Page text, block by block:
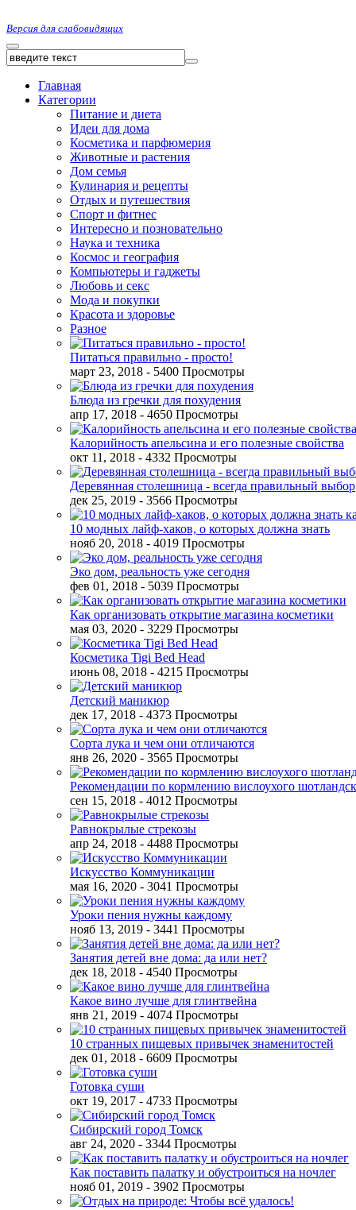
Версия для слабовидящих
Главная
Категории
Питание и диета
Идеи для дома
Косметика и парфюмерия
Животные и растения
Дом семья
Кулинария и рецепты
Отдых и путешествия
Спорт и фитнес
Интересно и позновательно
Наука и техника
Космос и география
Компьютеры и гаджеты
Любовь и секс
Мода и покупки
Красота и здоровье
Разное
Питаться правильно - просто!
март 23, 2018 - 5400 Просмотры
Блюда из гречки для похудения
апр 17, 2018 - 4650 Просмотры
Калорийность апельсина и его полезные свойства
окт 11, 2018 - 4332 Просмотры
Деревянная столешница - всегда правильный выбор
дек 25, 2019 - 3566 Просмотры
10 модных лайф-хаков, о которых должна знать
нояб 20, 2018 - 4019 Просмотры
Эко дом, реальность уже сегодня
фев 01, 2018 - 5039 Просмотры
Как организовать открытие магазина косметики
мая 03, 2020 - 3229 Просмотры
Косметика Tigi Bed Head
июнь 08, 2018 - 4215 Просмотры
Детский маникюр
дек 17, 2018 - 4373 Просмотры
Сорта лука и чем они отличаются
янв 26, 2020 - 3565 Просмотры
Рекомендации по кормлению вислоухого
сен 15, 2018 - 4012 Просмотры
Равнокрылые стрекозы
апр 24, 2018 - 4488 Просмотры
Искусство Коммуникации
мая 16, 2020 - 3041 Просмотры
Уроки пения нужны каждому
нояб 13, 2019 - 3441 Просмотры
Занятия детей вне дома: да или нет?
дек 18, 2018 - 4540 Просмотры
Какое вино лучше для глинтвейна
янв 21, 2019 - 4074 Просмотры
10 странных пищевых привычек знаменитостей
дек 01, 2018 - 6609 Просмотры
Готовка суши
окт 19, 2017 - 4733 Просмотры
Сибирский город Томск
авг 24, 2020 - 3344 Просмотры
Как поставить палатку и обустроиться на ночлег
нояб 01, 2019 - 3902 Просмотры